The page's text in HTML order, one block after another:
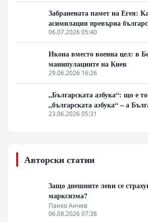
Забранената памет на Егея:
асимилация превърна
„традиционни елински“
06.07.2026 05:40
Икона вместо военна цел: в
манипулациите на Киев
29.06.2026 16:26
„Българската азбука“: що е
„българската азбука“ – а
оказа неподготвена да защити
23.06.2026 05:31
Авторски статии
Защо днешните леви се
марксизма?
Панко Анчев
06.08.2026 07:38